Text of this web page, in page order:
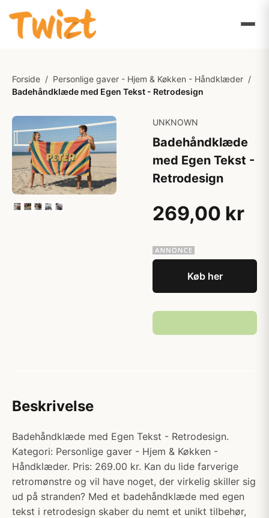
Forside / Personlige gaver - Hjem & Køkken - Håndklæder /
Badehåndklæde med Egen Tekst - Retrodesign
UNKNOWN
Badehåndklæde
med Egen Tekst -
Retrodesign
269,00 kr
Køb her
Beskrivelse
Badehåndklæde med Egen Tekst - Retrodesign.
Kategori: Personlige gaver - Hjem & Køkken -
Håndklæder. Pris: 269.00 kr. Kan du lide farverige
retromønstre og vil have noget, der virkelig skiller sig
ud på stranden? Med et badehåndklæde med egen
tekst i retrodesign skaber du nemt et unikt tilbehør,